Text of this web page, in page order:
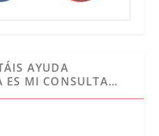
AYUDA
ES MI CONSULTA…